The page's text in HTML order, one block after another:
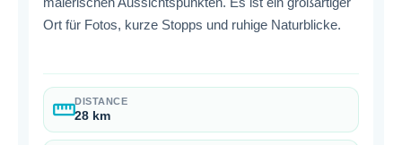
Ort für Fotos, kurze Stopps und ruhige Naturblicke.
straightenDISTANCE
28 km